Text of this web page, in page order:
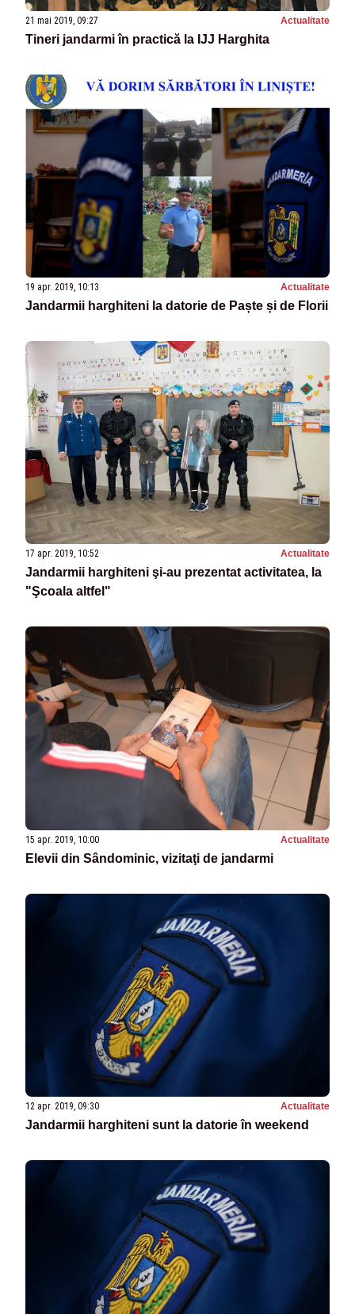
21 mai 2019, 09:27 Actualitate
Tineri jandarmi în practică la IJJ Harghita
19 apr. 2019, 10:13 Actualitate
Jandarmii harghiteni la datorie de Paște și de Florii
17 apr. 2019, 10:52 Actualitate
Jandarmii harghiteni şi-au prezentat activitatea, la
"Şcoala altfel"
15 apr. 2019, 10:00 Actualitate
Elevii din Sândominic, vizitaţi de jandarmi
12 apr. 2019, 09:30 Actualitate
Jandarmii harghiteni sunt la datorie în weekend